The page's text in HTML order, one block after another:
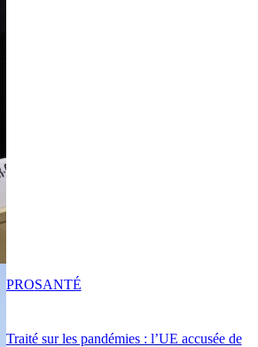
Traité sur les pandémies : l’UE accusée de
PROSANTÉ